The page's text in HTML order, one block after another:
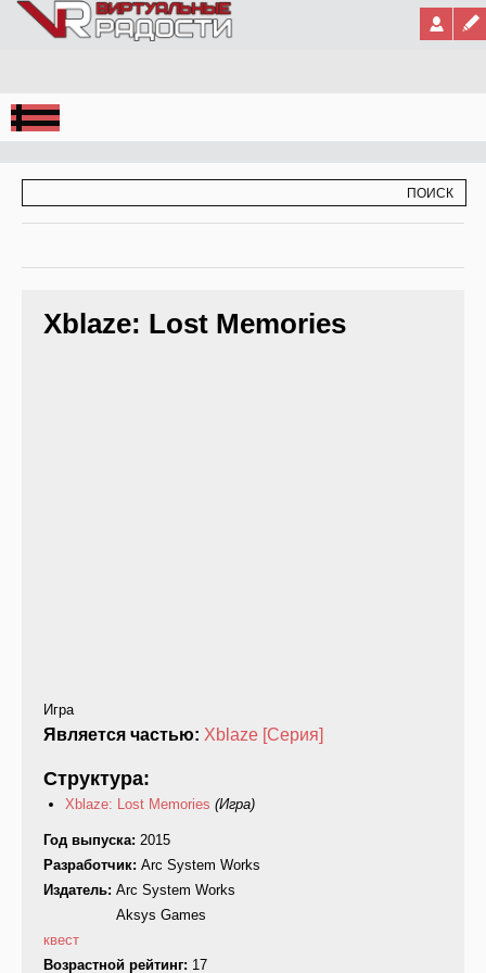
Jump to Navigation
Xblaze: Lost Memories
Игра
Является частью: Xblaze [Серия]
Структура:
Xblaze: Lost Memories (Игра)
Год выпуска: 2015
Разработчик: Arc System Works
Издатель: Arc System Works
Aksys Games
квест
Возрастной рейтинг: 17